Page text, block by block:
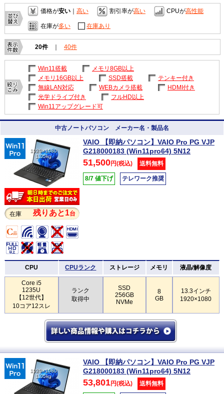
価格が安い｜ 高い 割引率が高い CPUが高性能
在庫が多い 在庫あり
20件 ｜ 40件
Win11搭載
メモリ8GB以上
メモリ16GB以上
SSD搭載
テンキー付き
無線LAN対応
WEBカメラ搭載
HDMI付き
光学ドライブ付き
フルHD以上
Win11アップグレード可
中古ノートパソコン メーカー名・製品名
1920×1080
1.05kg
在庫 残りあと1台
VAIO 【即納パソコン】VAIO Pro PG VJP
G218000183 (Win11pro64) 5N12
51,500円(税込) 送料無料
8/7 値下げ テレワーク推奨
CPU CPUランク ストレージ メモリ 液晶/解像度
Core i5
1235U
【12世代】
10コア12スレ
ランク
取得中
SSD
256GB
NVMe
8
GB
13.3インチ
1920×1080
1920×1080
1.05kg
VAIO 【即納パソコン】VAIO Pro PG VJP
G218000183 (Win11pro64) 5N12
53,801円(税込) 送料無料